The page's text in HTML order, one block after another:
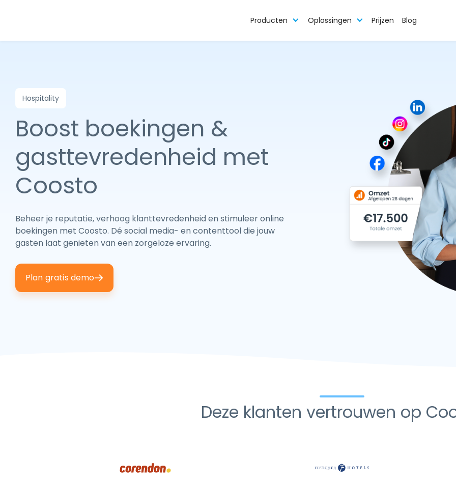
Producten Oplossingen Prijzen Blog
Hospitality
Boost boekingen &
gasttevredenheid met
Coosto
Beheer je reputatie, verhoog klanttevredenheid en stimuleer online
boekingen met Coosto. Dé social media- en contenttool die jouw
gasten laat genieten van een zorgeloze ervaring.
Plan gratis demo
Deze klanten vertrouwen op